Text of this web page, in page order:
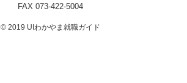
FAX 073-422-5004
© 2019 UIわかやま就職ガイド